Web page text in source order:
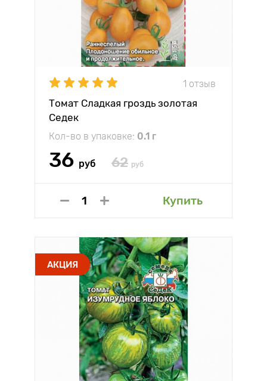
1 отзыв
Томат Сладкая гроздь золотая
Седек
Кол-во в упаковке: 0.1 г
36 руб 62 руб
Купить
АКЦИЯ